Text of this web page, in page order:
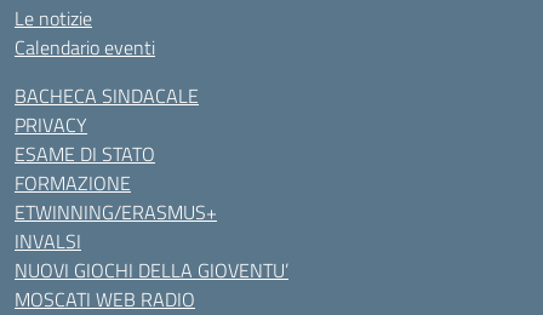
Le notizie
Calendario eventi
BACHECA SINDACALE
PRIVACY
ESAME DI STATO
FORMAZIONE
ETWINNING/ERASMUS+
INVALSI
NUOVI GIOCHI DELLA GIOVENTU’
MOSCATI WEB RADIO